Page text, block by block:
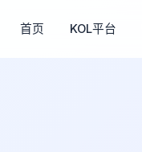
首页 KOL平台